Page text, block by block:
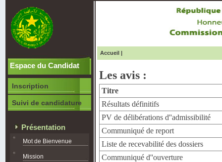
Espace du Candidat
Inscription
Suivi de candidature
Présentation
Mot de Bienvenue
Mission
Accueil|
Les avis :
Titre
Résultats définitifs
PV de délibérations d''admissibilité
Communiqué de report
Liste de recevabilité des dossiers
Communiqué d''ouverture